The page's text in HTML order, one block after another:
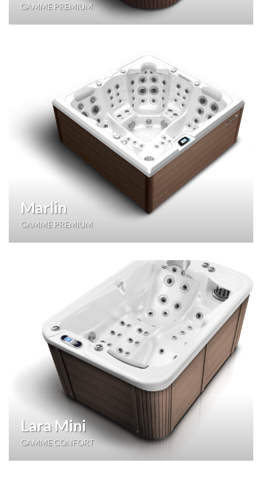
GAMME PREMIUM
Marlin
GAMME PREMIUM
Lara Mini
GAMME CONFORT